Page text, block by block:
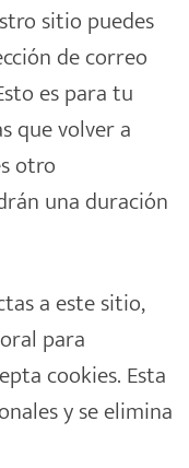
sitio puedes
de correo
es para tu
que volver a
otro
una duración
a este sitio,
para
cookies. Esta
y se elimina